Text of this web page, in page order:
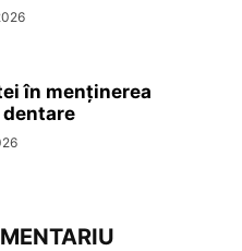
în menținerea